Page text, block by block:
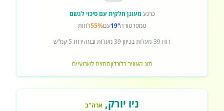
כרגעמעונן חלקית עם סיכוי לגשם
טמפרטורה19°עם55%לחות
רוח 39 מעלות בכיוון39מעלות ובמהירות 5 קמ"ש
מזג האוויר בלונדוןתחזית לשבועיים
ניו יורק, ארה"ב